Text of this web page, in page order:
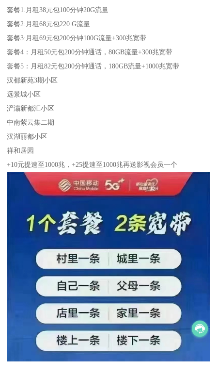
套餐1:月租38元包100分钟20G流量
套餐2:月租68元包220 G流量
套餐3:月租69元包200分钟100G流量+300兆宽带
套餐4：月租50元包200分钟通话，80GB流量+300兆宽带
套餐5：月租82元包200分钟通话，180GB流量+1000兆宽带
汉都新苑3期小区
远景城小区
浐灞新都汇小区
中南紫云集二期
汉湖丽都小区
祥和居园
+10元提速至1000兆，+25提速至1000兆再送影视会员一个